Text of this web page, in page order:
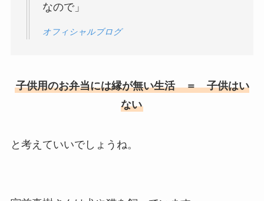
なので」
オフィシャルブログ
子供用のお弁当には縁が無い生活 ＝ 子供はい
ない
と考えていいでしょうね。